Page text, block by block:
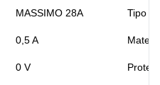
MASSIMO 28A Tipo
0,5 A
0 V